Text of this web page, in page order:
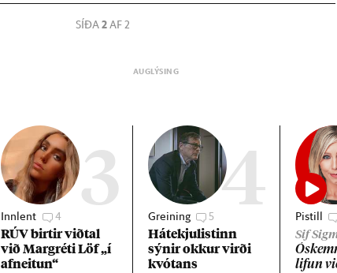
stíg 1 og fyrr­ver­andi íbúi kvart­aði und­an því í frétt Stund­
ar­inn­ar fyr­ir fjór­um ár­um.
SÍÐA2AF 2
3
Innlent 4
RÚV birt­ir við­tal
við Mar­gréti Löf „í
af­neit­un“
4
Greining 5
Há­tekju­list­inn
sýn­ir okk­ur virði
kvót­ans
Pistill
Sif
lif­un